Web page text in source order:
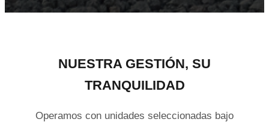
NUESTRA GESTIÓN, SU
TRANQUILIDAD
Operamos con unidades seleccionadas bajo